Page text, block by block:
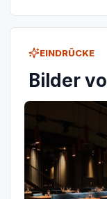
EINDRÜCKE
Bilder